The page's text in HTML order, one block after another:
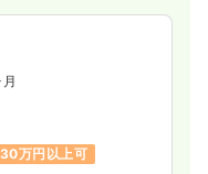
万円以上可